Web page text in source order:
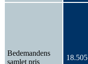
Bedemandens
samlet pris
18.505